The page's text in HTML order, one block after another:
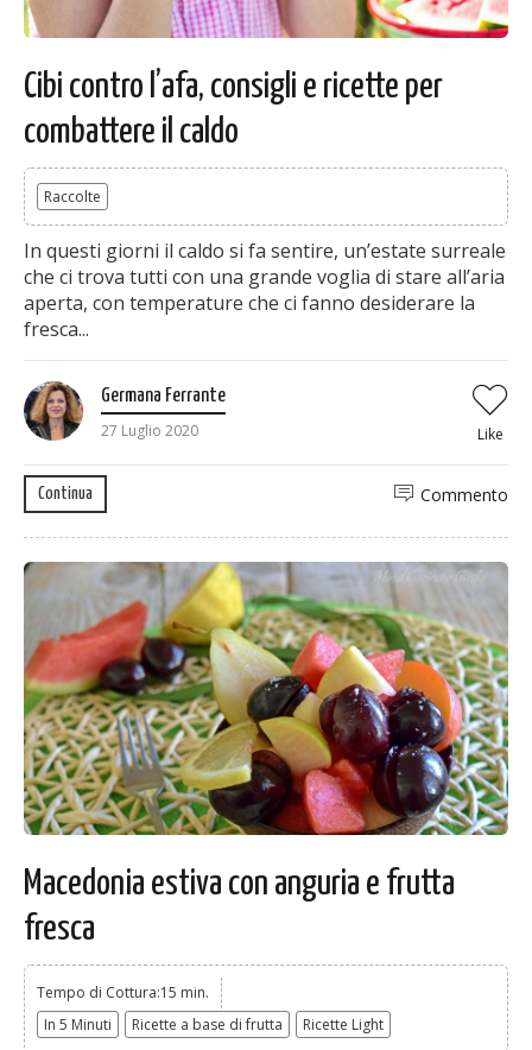
Cibi contro l’afa, consigli e ricette per
combattere il caldo
Raccolte
In questi giorni il caldo si fa sentire, un’estate surreale
che ci trova tutti con una grande voglia di stare all’aria
aperta, con temperature che ci fanno desiderare la
fresca...
Germana Ferrante
27 Luglio 2020
Like
Continua Commento
Macedonia estiva con anguria e frutta
fresca
Tempo di Cottura:15 min.
In 5 Minuti
Ricette a base di frutta Ricette Light